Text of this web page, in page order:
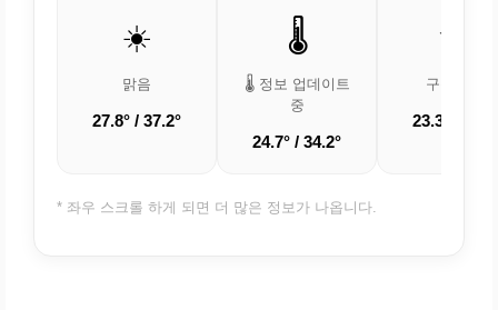
☀️
맑음
27.8° / 37.2°
🌡️
🌡️ 정보 업데이트
중
24.7° / 34.2°
🌤️
구름 조금
23.3° /
* 좌우 스크롤 하게 되면 더 많은 정보가 나옵니다.